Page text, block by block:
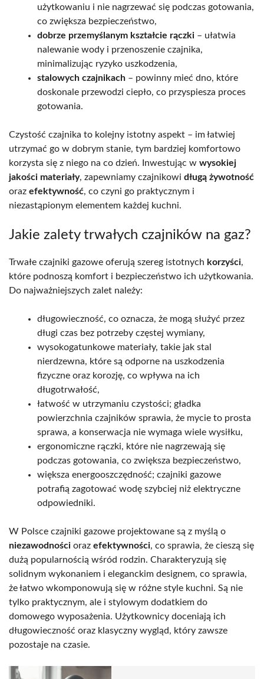
użytkowaniu i nie nagrzewać się podczas gotowania,
co zwiększa bezpieczeństwo,
dobrze przemyślanym kształcie rączki – ułatwia
nalewanie wody i przenoszenie czajnika,
minimalizując ryzyko uszkodzenia,
stalowych czajnikach – powinny mieć dno, które
doskonale przewodzi ciepło, co przyspiesza proces
gotowania.
Czystość czajnika to kolejny istotny aspekt – im łatwiej
utrzymać go w dobrym stanie, tym bardziej komfortowo
korzysta się z niego na co dzień. Inwestując w wysokiej
jakości materiały, zapewniamy czajnikowi długą żywotność
oraz efektywność, co czyni go praktycznym i
niezastąpionym elementem każdej kuchni.
Jakie zalety trwałych czajników na gaz?
Trwałe czajniki gazowe oferują szereg istotnych korzyści,
które podnoszą komfort i bezpieczeństwo ich użytkowania.
Do najważniejszych zalet należy:
długowieczność, co oznacza, że mogą służyć przez
długi czas bez potrzeby częstej wymiany,
wysokogatunkowe materiały, takie jak stal
nierdzewna, które są odporne na uszkodzenia
fizyczne oraz korozję, co wpływa na ich
długotrwałość,
łatwość w utrzymaniu czystości; gładka
powierzchnia czajników sprawia, że mycie to prosta
sprawa, a konserwacja nie wymaga wiele wysiłku,
ergonomiczne rączki, które nie nagrzewają się
podczas gotowania, co zwiększa bezpieczeństwo,
większa energooszczędność; czajniki gazowe
potrafią zagotować wodę szybciej niż elektryczne
odpowiedniki.
W Polsce czajniki gazowe projektowane są z myślą o
niezawodności oraz efektywności, co sprawia, że cieszą się
dużą popularnością wśród rodzin. Charakteryzują się
solidnym wykonaniem i eleganckim designem, co sprawia,
że łatwo wkomponowują się w różne style kuchni. Są nie
tylko praktycznym, ale i stylowym dodatkiem do
domowego wyposażenia. Użytkownicy doceniają ich
długowieczność oraz klasyczny wygląd, który zawsze
pozostaje na czasie.